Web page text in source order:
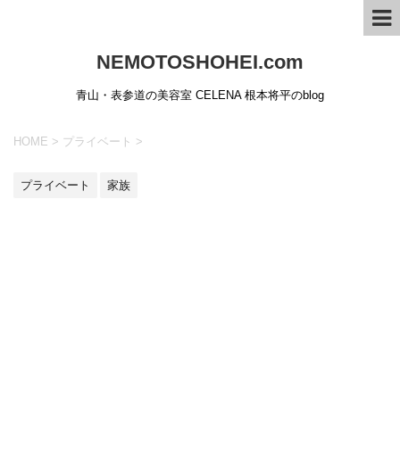
NEMOTOSHOHEI.com
青山・表参道の美容室 CELENA 根本将平のblog
HOME > プライベート >
プライベート 家族